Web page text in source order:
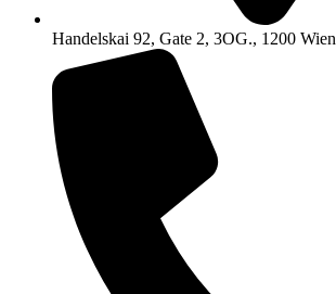
Handelskai 92, Gate 2, 3OG., 1200 Wien